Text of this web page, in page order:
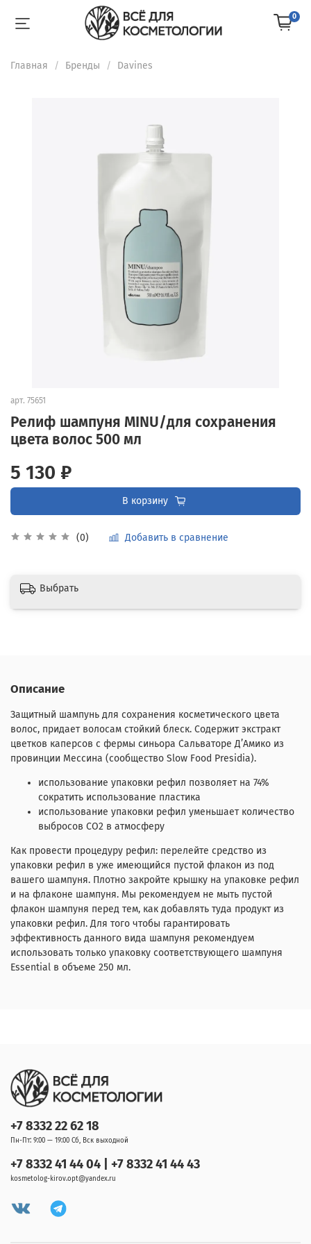
0
Главная Бренды Davines
арт. 75651
Релиф шампуня MINU/для сохранения
цвета волос 500 мл
(0) Добавить в сравнение
5 130 ₽
В корзину
Выбрать
Описание
Защитный шампунь для сохранения косметического цвета
волос, придает волосам стойкий блеск. Содержит экстракт
цветков каперсов с фермы синьора Сальваторе Д’Амико из
провинции Мессина (сообщество Slow Food Presidia).
использование упаковки рефил позволяет на 74%
сократить использование пластика
использование упаковки рефил уменьшает количество
выбросов CO2 в атмосферу
Как провести процедуру рефил: перелейте средство из
упаковки рефил в уже имеющийся пустой флакон из под
вашего шампуня. Плотно закройте крышку на упаковке рефил
и на флаконе шампуня. Мы рекомендуем не мыть пустой
флакон шампуня перед тем, как добавлять туда продукт из
упаковки рефил. Для того чтобы гарантировать
эффективность данного вида шампуня рекомендуем
использовать только упаковку соответствующего шампуня
Essential в объеме 250 мл.
+7 8332 22 62 18
Пн-Пт: 9:00 — 19:00 Сб, Вск выходной
+7 8332 41 44 04 | +7 8332 41 44 43
kosmetolog-kirov.opt@yandex.ru